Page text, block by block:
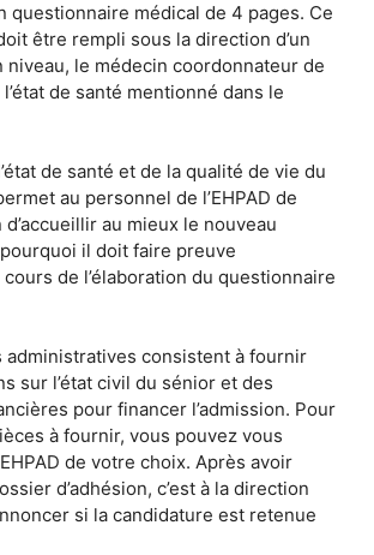
questionnaire médical de 4 pages. Ce
être rempli sous la direction d’un
niveau, le médecin coordonnateur de
l’état de santé mentionné dans le
de santé et de la qualité de vie du
au personnel de l’EHPAD de
d’accueillir au mieux le nouveau
pourquoi il doit faire preuve
cours de l’élaboration du questionnaire
administratives consistent à fournir
sur l’état civil du sénior et des
pour financer l’admission. Pour
à fournir, vous pouvez vous
de votre choix. Après avoir
d’adhésion, c’est à la direction
si la candidature est retenue